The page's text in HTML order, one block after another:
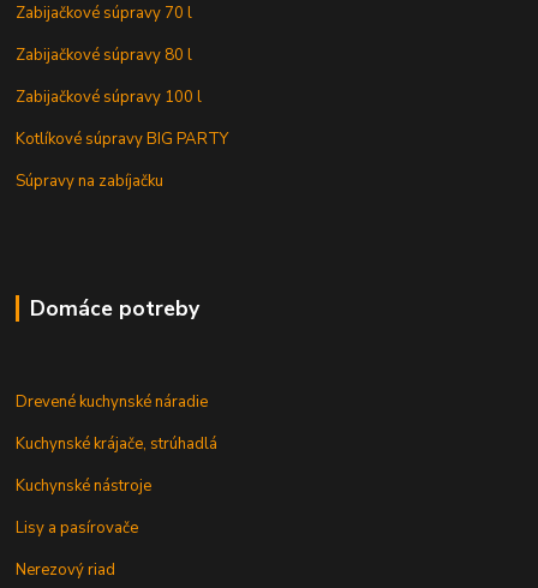
Zabijačkové súpravy 70 l
Zabijačkové súpravy 80 l
Zabijačkové súpravy 100 l
Kotlíkové súpravy BIG PARTY
Súpravy na zabíjačku
Domáce potreby
Drevené kuchynské náradie
Kuchynské krájače, strúhadlá
Kuchynské nástroje
Lisy a pasírovače
Nerezový riad